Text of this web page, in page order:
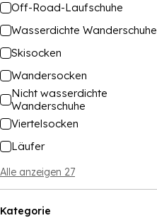
Off-Road-Laufschuhe
Wasserdichte Wanderschuhe
Skisocken
Wandersocken
Nicht wasserdichte
Wanderschuhe
Viertelsocken
Läufer
Alle anzeigen 27
Kategorie